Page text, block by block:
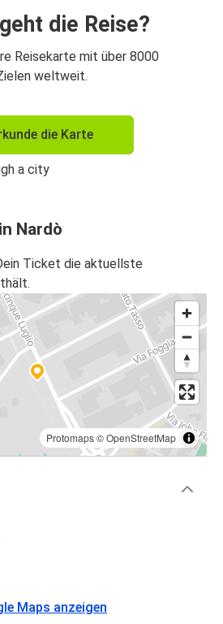
die Reise?
Reisekarte mit über 8000
weltweit.
die Karte
Nardò
Ticket die aktuellste
Protomaps©OpenStreetMap
Maps anzeigen